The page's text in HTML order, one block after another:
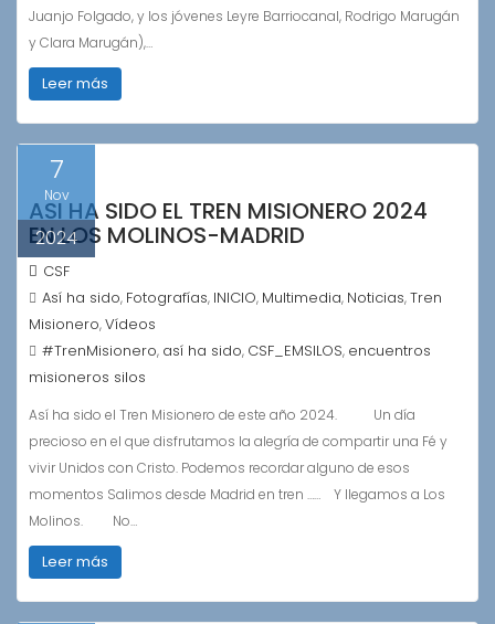
Juanjo Folgado, y los jóvenes Leyre Barriocanal, Rodrigo Marugán
y Clara Marugán),…
Leer más
7
Nov
2024
ASI HA SIDO EL TREN MISIONERO 2024
EN LOS MOLINOS-MADRID
CSF
Así ha sido, Fotografías, INICIO, Multimedia, Noticias,Tren
Misionero,Vídeos
#TrenMisionero, así ha sido, CSF_EMSILOS, encuentros
misioneros silos
Así ha sido el Tren Misionero de este año 2024. Un día
precioso en el que disfrutamos la alegría de compartir una Fé y
vivir Unidos con Cristo. Podemos recordar alguno de esos
momentos Salimos desde Madrid en tren …… Y llegamos a Los
Molinos. No…
Leer más